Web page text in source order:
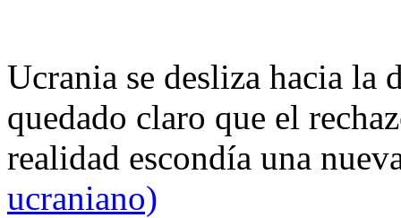
Ucrania se desliza hacia
quedado claro que el
realidad escondía una
ucraniano)